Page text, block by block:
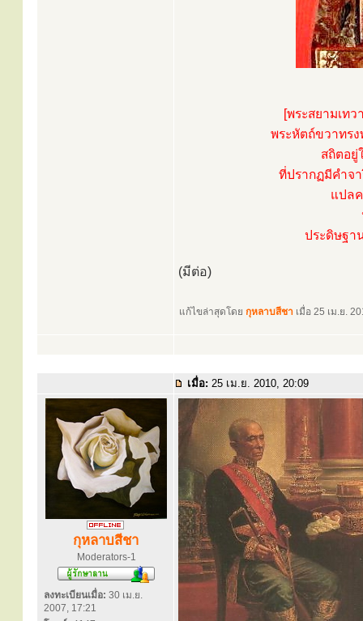
[พระสยามเท
พระหัตถ์ขวาทร
สถิตอยู่
ที่ปรากฏมีคำจา
แปลค
ประดิษฐา
(มีต่อ)
แก้ไขล่าสุดโดย กุหลาบสีชา เมื่อ 25 เม.ย.
เมื่อ: 25 เม.ย. 2010, 20:09
กุหลาบสีชา
Moderators-1
ลงทะเบียนเมื่อ: 30 เม.ย.
2007, 17:21